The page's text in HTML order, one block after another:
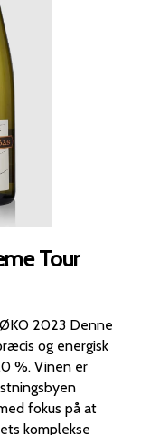
Tour
Denne
og energisk
er
fokus på at
komplekse